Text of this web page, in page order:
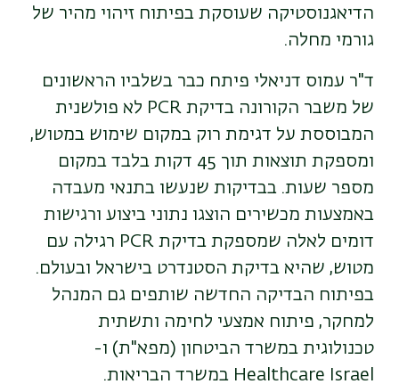
הדיאגנוסטיקה שעוסקת בפיתוח זיהוי מהיר של
גורמי מחלה.
ד"ר עמוס דניאלי פיתח כבר בשלביו הראשונים
של משבר הקורונה בדיקת PCR לא פולשנית
המבוססת על דגימת רוק במקום שימוש במטוש,
ומספקת תוצאות תוך 45 דקות בלבד במקום
מספר שעות. בבדיקות שנעשו בתנאי מעבדה
באמצעות מכשירים הוצגו נתוני ביצוע ורגישות
דומים לאלה שמספקת בדיקת PCR רגילה עם
מטוש, שהיא בדיקת הסטנדרט בישראל ובעולם.
בפיתוח הבדיקה החדשה שותפים גם המנהל
למחקר, פיתוח אמצעי לחימה ותשתית
טכנולוגית במשרד הביטחון (מפא"ת) ו-
Healthcare Israel במשרד הבריאות.